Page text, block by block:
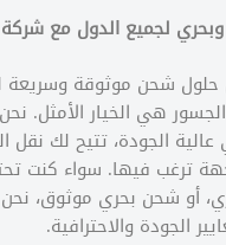
لجميع الدول مع شركة
شحن موثوقة وسريعة
هي الخيار الأمثل.
الجودة، تتيح لك نقل
ترغب فيها. سواء كنت
أو شحن بحري موثوق،
الجودة والاحترافية.